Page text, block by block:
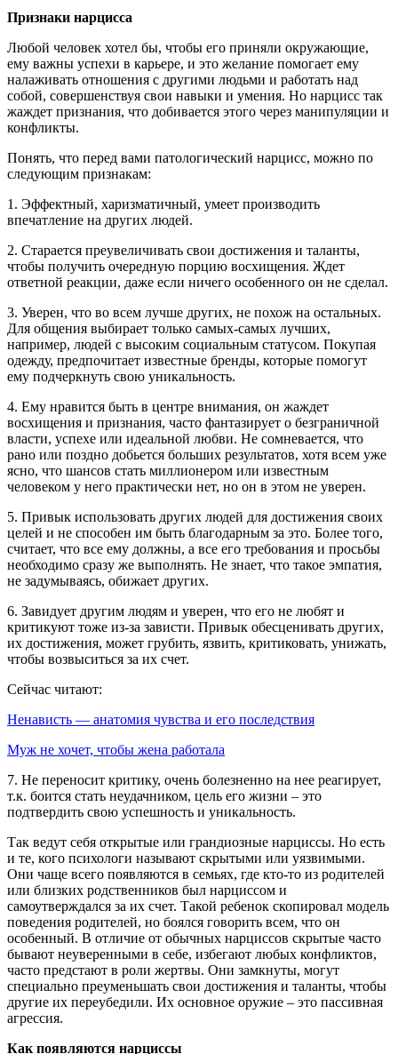
Признаки нарцисса
Любой человек хотел бы, чтобы его приняли окружающие,
ему важны успехи в карьере, и это желание помогает ему
налаживать отношения с другими людьми и работать над
собой, совершенствуя свои навыки и умения. Но нарцисс так
жаждет признания, что добивается этого через манипуляции и
конфликты.
Понять, что перед вами патологический нарцисс, можно по
следующим признакам:
1. Эффектный, харизматичный, умеет производить
впечатление на других людей.
2. Старается преувеличивать свои достижения и таланты,
чтобы получить очередную порцию восхищения. Ждет
ответной реакции, даже если ничего особенного он не сделал.
3. Уверен, что во всем лучше других, не похож на остальных.
Для общения выбирает только самых-самых лучших,
например, людей с высоким социальным статусом. Покупая
одежду, предпочитает известные бренды, которые помогут
ему подчеркнуть свою уникальность.
4. Ему нравится быть в центре внимания, он жаждет
восхищения и признания, часто фантазирует о безграничной
власти, успехе или идеальной любви. Не сомневается, что
рано или поздно добьется больших результатов, хотя всем уже
ясно, что шансов стать миллионером или известным
человеком у него практически нет, но он в этом не уверен.
5. Привык использовать других людей для достижения своих
целей и не способен им быть благодарным за это. Более того,
считает, что все ему должны, а все его требования и просьбы
необходимо сразу же выполнять. Не знает, что такое эмпатия,
не задумываясь, обижает других.
6. Завидует другим людям и уверен, что его не любят и
критикуют тоже из-за зависти. Привык обесценивать других,
их достижения, может грубить, язвить, критиковать, унижать,
чтобы возвыситься за их счет.
Сейчас читают:
Ненависть — анатомия чувства и его последствия
Муж не хочет, чтобы жена работала
7. Не переносит критику, очень болезненно на нее реагирует,
т.к. боится стать неудачником, цель его жизни – это
подтвердить свою успешность и уникальность.
Так ведут себя открытые или грандиозные нарциссы. Но есть
и те, кого психологи называют скрытыми или уязвимыми.
Они чаще всего появляются в семьях, где кто-то из родителей
или близких родственников был нарциссом и
самоутверждался за их счет. Такой ребенок скопировал модель
поведения родителей, но боялся говорить всем, что он
особенный. В отличие от обычных нарциссов скрытые часто
бывают неуверенными в себе, избегают любых конфликтов,
часто предстают в роли жертвы. Они замкнуты, могут
специально преуменьшать свои достижения и таланты, чтобы
другие их переубедили. Их основное оружие – это пассивная
агрессия.
Как появляются нарциссы